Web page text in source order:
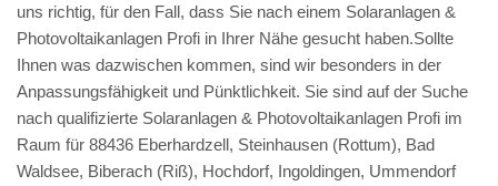
uns richtig, für den Fall, dass Sie nach einem Solaranlagen &
Photovoltaikanlagen Profi in Ihrer Nähe gesucht haben.Sollte
Ihnen was dazwischen kommen, sind wir besonders in der
Anpassungsfähigkeit und Pünktlichkeit. Sie sind auf der Suche
nach qualifizierte Solaranlagen & Photovoltaikanlagen Profi im
Raum für 88436 Eberhardzell, Steinhausen (Rottum), Bad
Waldsee, Biberach (Riß), Hochdorf, Ingoldingen, Ummendorf